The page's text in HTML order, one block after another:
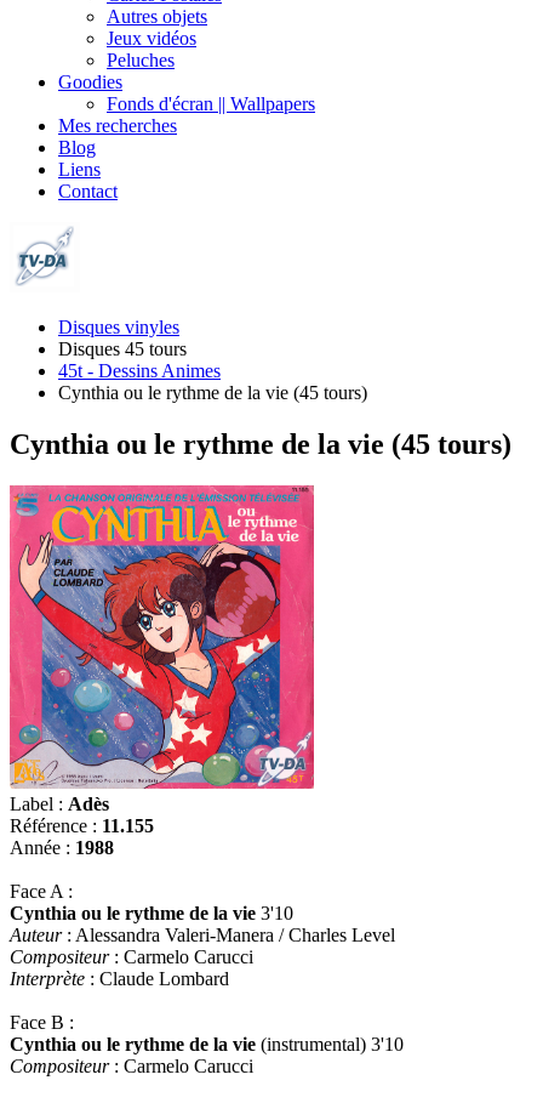
Autres objets
Jeux vidéos
Peluches
Goodies
Fonds d'écran || Wallpapers
Mes recherches
Blog
Liens
Contact
Disques vinyles
Disques 45 tours
45t - Dessins Animes
Cynthia ou le rythme de la vie (45 tours)
Cynthia ou le rythme de la vie (45 tours)
Label : Adès
Référence : 11.155
Année : 1988
Face A :
Cynthia ou le rythme de la vie 3'10
Auteur: Alessandra Valeri-Manera / Charles Level
Compositeur: Carmelo Carucci
Interprète : Claude Lombard
Face B :
Cynthia ou le rythme de la vie (instrumental) 3'10
Compositeur: Carmelo Carucci